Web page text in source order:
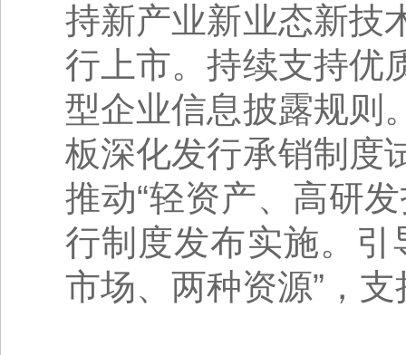
持新产业新业态新技
行上市。持续支持优
型企业信息披露规则
板深化发行承销制度
推动“轻资产、高研
行制度发布实施。引
市场、两种资源”，